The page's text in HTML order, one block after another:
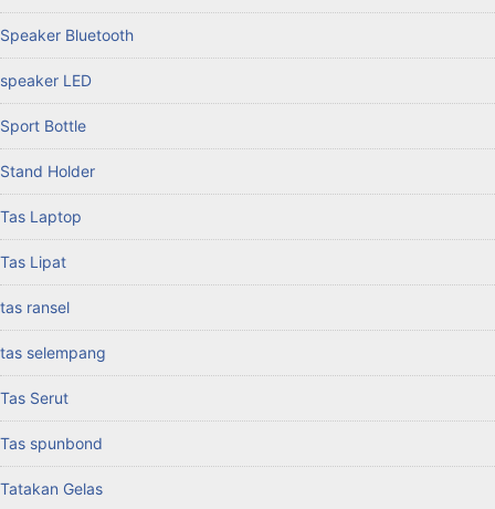
Speaker Bluetooth
speaker LED
Sport Bottle
Stand Holder
Tas Laptop
Tas Lipat
tas ransel
tas selempang
Tas Serut
Tas spunbond
Tatakan Gelas